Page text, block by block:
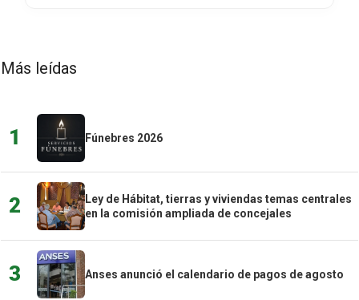
Más leídas
1 Fúnebres 2026
2
Ley de Hábitat, tierras y viviendas temas centrales
en la comisión ampliada de concejales
3 Anses anunció el calendario de pagos de agosto